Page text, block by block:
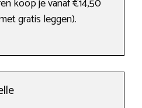
koop je vanaf €14,50
gratis leggen).